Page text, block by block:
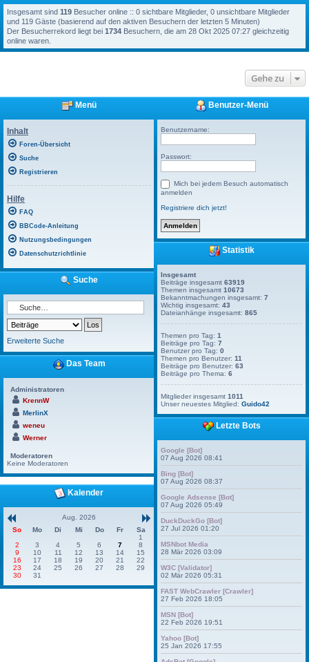
Insgesamt sind 119 Besucher online :: 0 sichtbare Mitglieder, 0 unsichtbare Mitglieder
und 119 Gäste (basierend auf den aktiven Besuchern der letzten 5 Minuten)
Der Besucherrekord liegt bei 1734 Besuchern, die am 28 Okt 2025 07:27 gleichzeitig
online waren.
Gehe zu
Menü
Inhalt
Foren-Übersicht
Suche
Registrieren
Hilfe
FAQ
BBCode-Anleitung
Nutzungsbedingungen
Datenschutzrichtlinie
Suche
Erweiterte Suche
Das Team
Administratoren
KrennW
MerlinX
weneu
Werner
Moderatoren
Keine Moderatoren
Kalender
Aug. 2026
So
Mo Di Mi Do Fr
Sa
1
2
3 4 5 6 7
8
9
10 11 12 13 14
15
16
17 18 19 20 21
22
23
24 25 26 27 28
29
30
31
Benutzer-Menü
Benutzername:
Passwort:
Mich bei jedem Besuch automatisch
anmelden
Registriere dich jetzt!
Statistik
Insgesamt
Beiträge insgesamt63919
Themen insgesamt10673
Bekanntmachungen insgesamt:7
Wichtig insgesamt:43
Dateianhänge insgesamt:865
Themen pro Tag:1
Beiträge pro Tag:7
Benutzer pro Tag:0
Themen pro Benutzer:11
Beiträge pro Benutzer:63
Beiträge pro Thema:6
Mitglieder insgesamt1011
Unser neuestes Mitglied:Guido42
Letzte Bots
Google [Bot]
07 Aug 2026 08:41
Bing [Bot]
07 Aug 2026 08:37
Google Adsense [Bot]
07 Aug 2026 05:49
DuckDuckGo [Bot]
27 Jul 2026 01:20
MSNbot Media
28 Mär 2026 03:09
W3C [Validator]
02 Mär 2026 05:31
FAST WebCrawler [Crawler]
27 Feb 2026 18:05
MSN [Bot]
22 Feb 2026 19:51
Yahoo [Bot]
25 Jan 2026 17:55